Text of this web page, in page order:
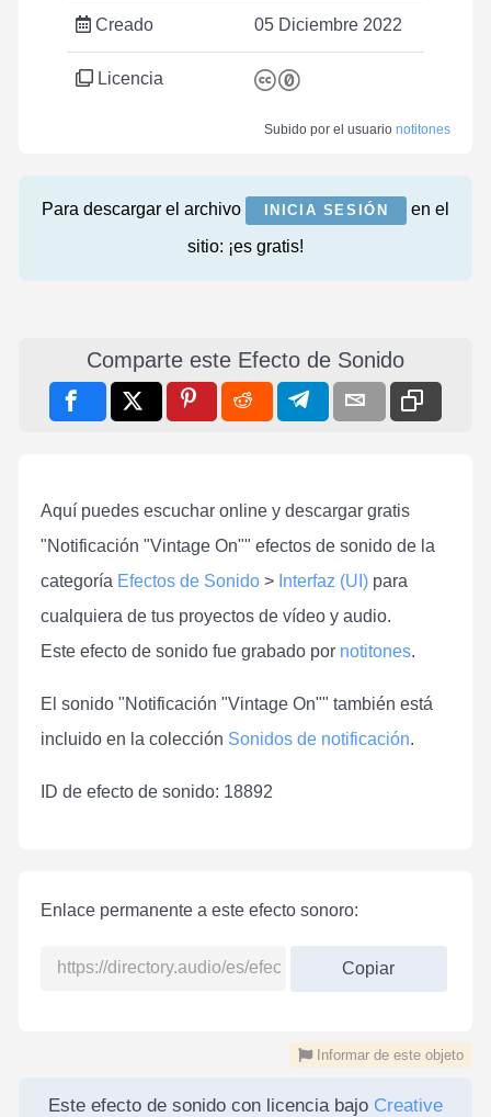
Creado 05 Diciembre 2022
Licencia
Subido por el usuario notitones
Para descargar el archivo INICIA SESIÓN
en el
sitio: ¡es gratis!
Comparte este Efecto de Sonido
Aquí puedes escuchar online y descargar gratis
"Notificación "Vintage On"" efectos de sonido de la
categoría Efectos de Sonido > Interfaz (UI) para
cualquiera de tus proyectos de vídeo y audio.
Este efecto de sonido fue grabado por notitones.
El sonido "Notificación "Vintage On"" también está
incluido en la colección Sonidos de notificación.
ID de efecto de sonido: 18892
Enlace permanente a este efecto sonoro:
Copiar
Informar de este objeto
Este efecto de sonido con licencia bajo Creative